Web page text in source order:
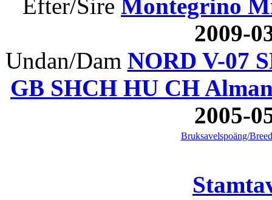
Efter/Sire Montegrino
2009-
Undan/Dam NORD V-07
GB SHCH HU CH
2005-
Bruksavelspoäng/